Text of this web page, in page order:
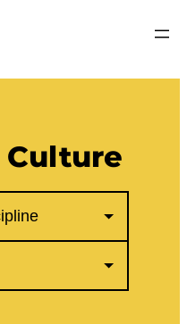
Culture